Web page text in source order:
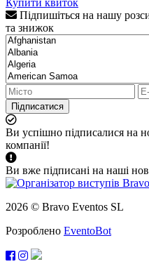
Підпишіться на нашу
та знижок
Підписатися
Ви успішно підписалися на
компанії!
Ви вже підписані на наші
2026 © Bravo Eventos SL
Розроблено EventoBot